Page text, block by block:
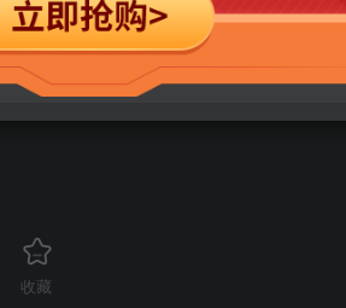
在本站发表与中华人民共和国法律相抵触的言论
收藏